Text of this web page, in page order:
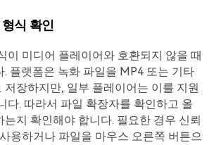
식 확인
이 미디어 플레이어와 호환되지 않을 때
. 플랫폼은 녹화 파일을 MP4 또는 기타
저장하지만, 일부 플레이어는 이를 지원
다. 따라서 파일 확장자를 확인하고 올
는지 확인해야 합니다. 필요한 경우 신뢰
용하거나 파일을 마우스 오른쪽 버튼으